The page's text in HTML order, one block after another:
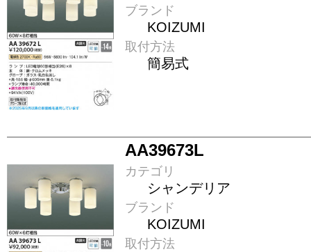
ブランド
KOIZUMI
取付方法
簡易式
AA39673L
カテゴリ
シャンデリア
ブランド
KOIZUMI
取付方法